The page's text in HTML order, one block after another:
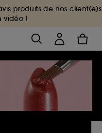
produits de nos client(e)s
vidéo !